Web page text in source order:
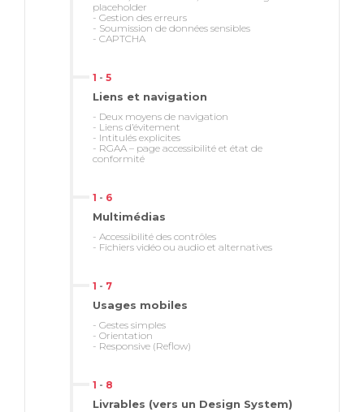
Apprenant en situation de handicap, nous
aménagements les plus adaptés des
modalités et des supports pédagogiques
ou les aides humaines pertinentes.
handicap.training@ux-republic.com
placeholder
- Gestion des erreurs
- Soumission de données sensibles
- CAPTCHA
1 - 5
Liens et navigation
- Deux moyens de navigation
- Liens d’évitement
- Intitulés explicites
- RGAA – page accessibilité et état de
conformité
1 - 6
Multimédias
- Accessibilité des contrôles
- Fichiers vidéo ou audio et alternatives
1 - 7
Usages mobiles
- Gestes simples
- Orientation
- Responsive (Reflow)
1 - 8
Livrables (vers un Design System)